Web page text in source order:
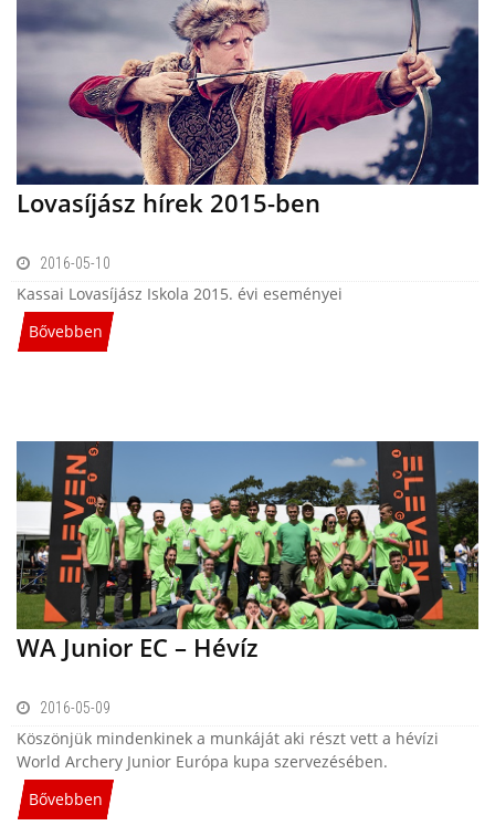
Lovasíjász hírek 2015-ben
2016-05-10
Kassai Lovasíjász Iskola 2015. évi eseményei
Bővebben
WA Junior EC – Hévíz
2016-05-09
Köszönjük mindenkinek a munkáját aki részt vett a hévízi
World Archery Junior Európa kupa szervezésében.
Bővebben